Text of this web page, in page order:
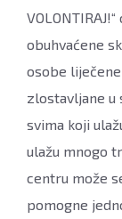
obuhvaćene
osobe
zlostavljane u
svima koji
ulažu mnogo
centru može
pomogne